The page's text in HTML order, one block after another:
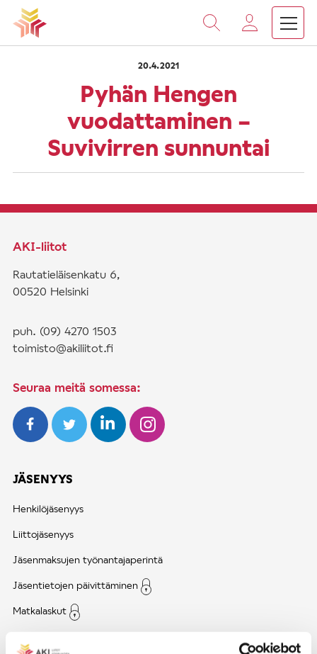
Vieritä
sisältöön
Etusivu Pyhän Hengen
20.4.2021
Pyhän Hengen
vuodattaminen –
Suvivirren sunnuntai
AKI-liitot
Rautatieläisenkatu 6,
00520 Helsinki
puh. (09) 4270 1503
toimisto@akiliitot.fi
Seuraa meitä somessa:
JÄSENYYS
Henkilöjäsenyys
Liittojäsenyys
Jäsenmaksujen työnantajaperintä
Jäsentietojen päivittäminen
Matkalaskut